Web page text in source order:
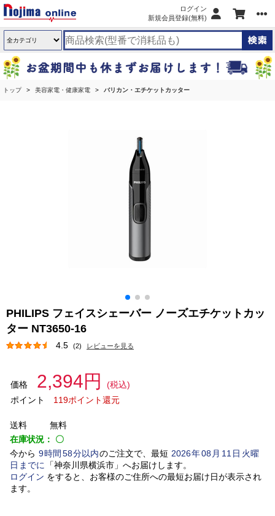
ログイン
新規会員登録(無料)
トップ 美容家電・健康家電 バリカン・エチケットカッター
PHILIPS フェイスシェーバー ノーズエチケットカッ
ター NT3650-16
4.5 (2) レビューを見る
価格 2,394円
(税込)
ポイント
119ポイント還元
送料
無料
在庫状況： 〇
今から 9時間 58分以内のご注文で、最短 2026年08 月 11 日火曜
日 までに 「神奈川県横浜市」 へお届けします。
ログイン をすると、お客様のご住所への最短お届け日が表示され
ます。